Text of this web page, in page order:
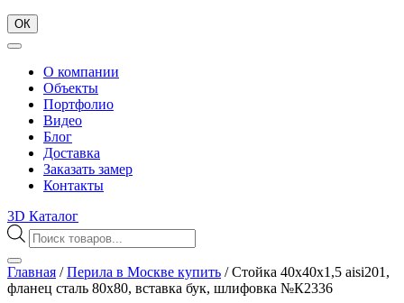
ОК
О компании
Объекты
Портфолио
Видео
Блог
Доставка
Заказать замер
Контакты
3D Каталог
Поиск
товаров
Главная /Перила в Москве купить /Стойка 40х40х1,5 aisi201,
фланец сталь 80х80, вставка бук, шлифовка №К2336